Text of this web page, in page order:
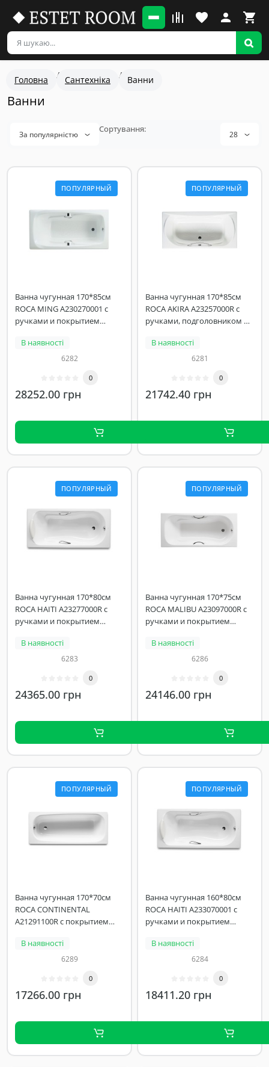
Головна Сантехніка Ванни
Ванни
За популярністю 28
ПОПУЛЯРНЫЙ
Ванна чугунная 170*85см
ROCA MING A230270001 с
ручками и покрытием
В наявності
6282
0
28252.00 грн
ПОПУЛЯРНЫЙ
Ванна чугунная 170*85см
ROCA AKIRA A23257000R с
ручками, подголовником и
скольжения
В наявності
6281
0
21742.40 грн
ПОПУЛЯРНЫЙ
Ванна чугунная 170*80см
ROCA HAITI A23277000R с
ручками и покрытием
В наявності
6283
0
24365.00 грн
ПОПУЛЯРНЫЙ
Ванна чугунная 170*75см
ROCA MALIBU A23097000R с
ручками и покрытием
В наявності
6286
0
24146.00 грн
ПОПУЛЯРНЫЙ
Ванна чугунная 170*70см
ROCA CONTINENTAL
A21291100R с покрытием
В наявності
6289
0
17266.00 грн
ПОПУЛЯРНЫЙ
Ванна чугунная 160*80см
ROCA HAITI A233070001 с
ручками и покрытием
В наявності
6284
0
18411.20 грн